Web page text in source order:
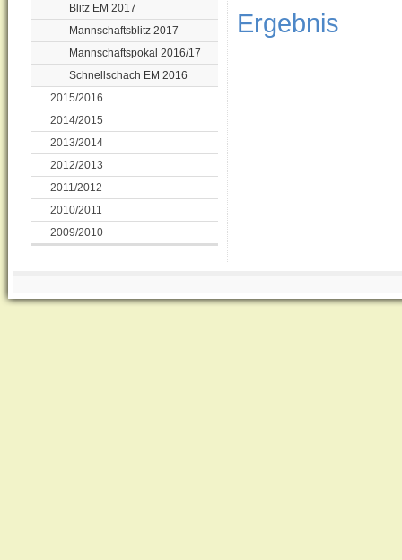
Blitz EM 2017
Mannschaftsblitz 2017
Mannschaftspokal 2016/17
Schnellschach EM 2016
2015/2016
2014/2015
2013/2014
2012/2013
2011/2012
2010/2011
2009/2010
Ergebnis